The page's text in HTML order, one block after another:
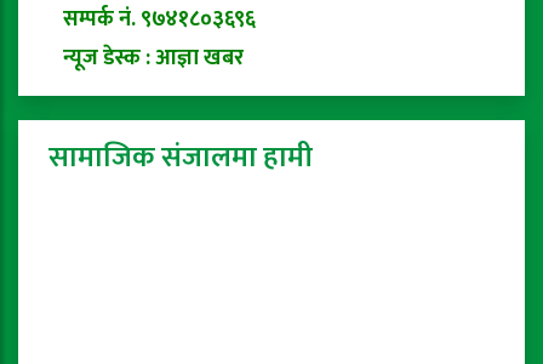
सम्पर्क नं. ९७४१८०३६९६
न्यूज डेस्क : आज्ञा खबर
सामाजिक संजालमा हामी